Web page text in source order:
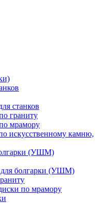
станков
граниту
мрамору
искусственному камню,
(УШМ)
болгарки (УШМ)
по мрамору